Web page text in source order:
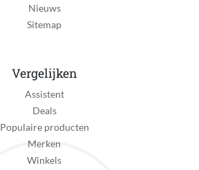
Nieuws
Sitemap
Vergelijken
Assistent
Deals
Populaire producten
Merken
Winkels